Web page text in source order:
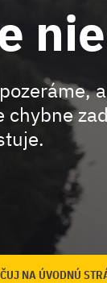
chybne
NA ÚVODNÚ